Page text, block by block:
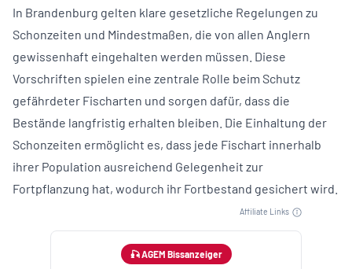
In Brandenburg gelten klare gesetzliche Regelungen zu
Schonzeiten und Mindestmaßen, die von allen Anglern
gewissenhaft eingehalten werden müssen. Diese
Vorschriften spielen eine zentrale Rolle beim Schutz
gefährdeter Fischarten und sorgen dafür, dass die
Bestände langfristig erhalten bleiben. Die Einhaltung der
Schonzeiten ermöglicht es, dass jede Fischart innerhalb
ihrer Population ausreichend Gelegenheit zur
Fortpflanzung hat, wodurch ihr Fortbestand gesichert wird.
Affiliate Links
🎣 AGEM Bissanzeiger